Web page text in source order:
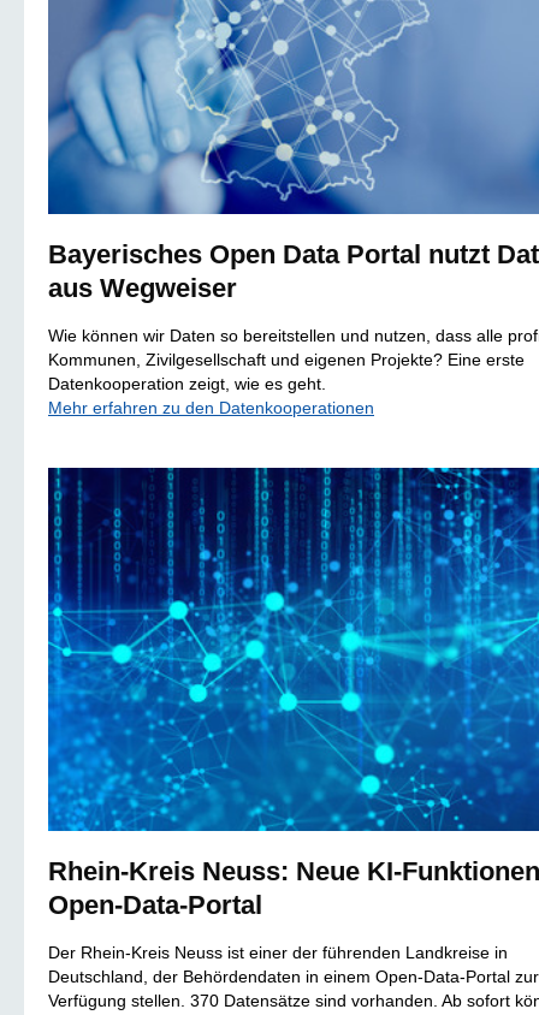
Bayerisches Open Data Portal nutzt
aus Wegweiser
Wie können wir Daten so bereitstellen und nutzen, dass alle
Kommunen, Zivilgesellschaft und eigenen Projekte? Eine erste
Datenkooperation zeigt, wie es geht.
Mehr erfahren zu den Datenkooperationen
Rhein-Kreis Neuss: Neue KI-
Open-Data-Portal
Der Rhein-Kreis Neuss ist einer der führenden Landkreise in
Deutschland, der Behördendaten in einem Open-Data-Portal zur
Verfügung stellen. 370 Datensätze sind vorhanden. Ab sofort